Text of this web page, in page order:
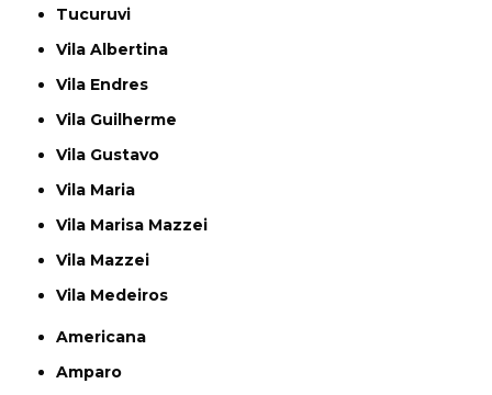
Tucuruvi
Vila Albertina
Vila Endres
Vila Guilherme
Vila Gustavo
Vila Maria
Vila Marisa Mazzei
Vila Mazzei
Vila Medeiros
Americana
Amparo